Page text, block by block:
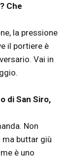
Che
la pressione
il portiere è
Vai in
di San Siro,
Non
buttar giù
è uno